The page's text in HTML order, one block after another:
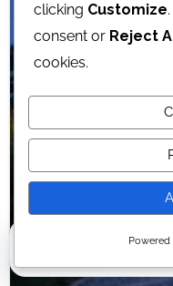
clicking Customize
consent or Reject
cookies.
Powered